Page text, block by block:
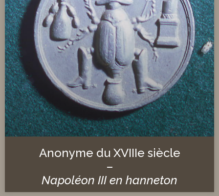
Anonyme du XVIIIe siècle
–
Napoléon III en hanneton